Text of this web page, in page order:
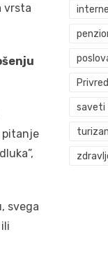
vrsta
pitanje
svega
saveti